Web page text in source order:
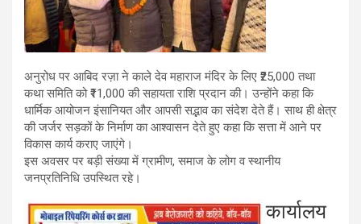
अनुरोध पर आबिद रज़ा ने काले देव महाराज मंदिर के लिए ₹25,000 तथा
कथा समिति को ₹11,000 की सहायता राशि प्रदान की। उन्होंने कहा कि
धार्मिक आयोजन इंसानियत और आपसी सद्भाव का संदेश देते हैं। साथ ही क्षेत्र
की जर्जर सड़कों के निर्माण का आश्वासन देते हुए कहा कि सत्ता में आने पर
विकास कार्य कराए जाएंगे।
इस अवसर पर बड़ी संख्या में ग्रामीण, समाज के लोग व स्थानीय
जनप्रतिनिधि उपस्थित रहे।
कार्यालय